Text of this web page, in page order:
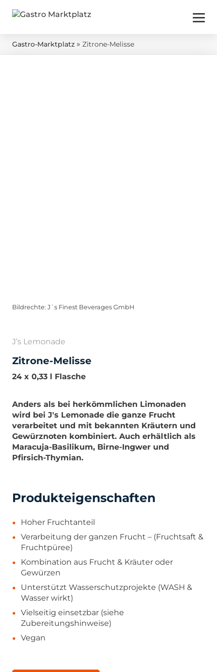
Gastro-Marktplatz » Zitrone-Melisse
Bildrechte: J´s Finest Beverages GmbH
J’s Lemonade
Zitrone-Melisse
24 x 0,33 l Flasche
Anders als bei herkömmlichen Limonaden
wird bei J's Lemonade die ganze Frucht
verarbeitet und mit bekannten Kräutern und
Gewürznoten kombiniert. Auch erhältlich als
Maracuja-Basilikum, Birne-Ingwer und
Pfirsich-Thymian.
Produkteigenschaften
Hoher Fruchtanteil
Verarbeitung der ganzen Frucht – (Fruchtsaft &
Fruchtpüree)
Kombination aus Frucht & Kräuter oder
Gewürzen
Unterstützt Wasserschutzprojekte (WASH &
Wasser wirkt)
Vielseitig einsetzbar (siehe
Zubereitungshinweise)
Vegan